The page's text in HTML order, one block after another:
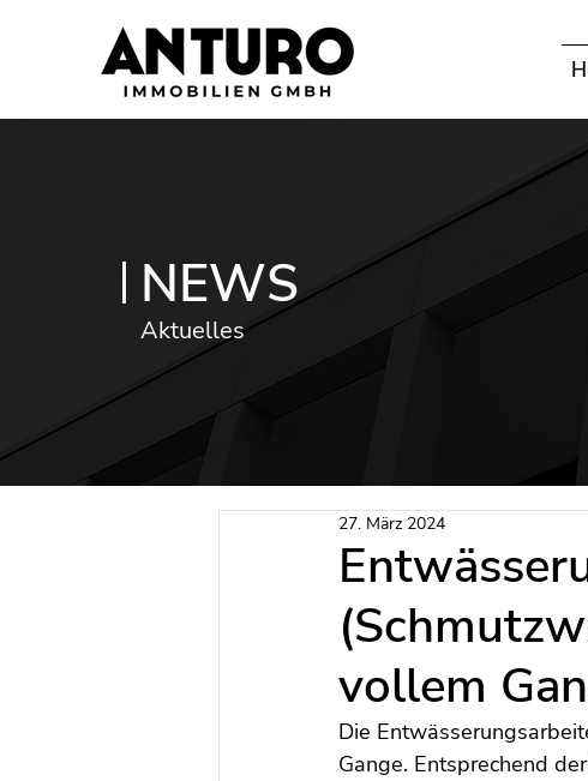
NEWS
Aktuelles
vollem
27. März 2024
Die
Gange. Entsprechend